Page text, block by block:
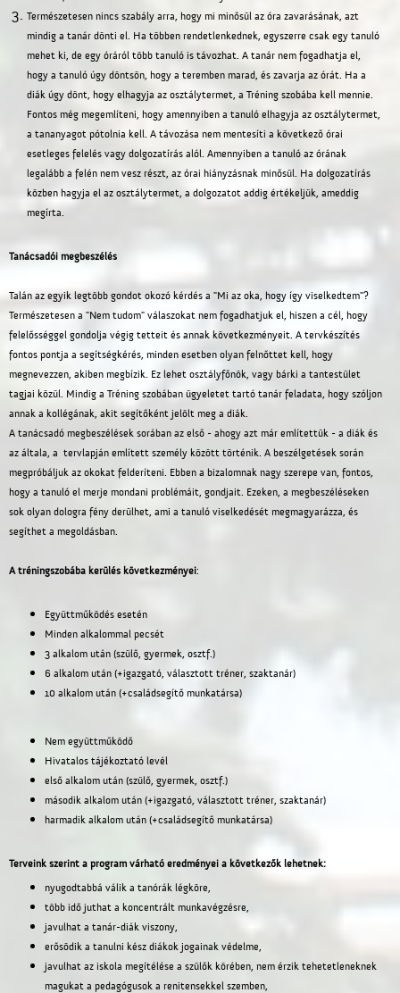
Természetesen nincs szabály arra, hogy mi minősül az óra zavarásának, azt
mindig a tanár dönti el. Ha többen rendetlenkednek, egyszerre csak egy tanuló
mehet ki, de egy óráról több tanuló is távozhat. A tanár nem fogadhatja el,
hogy a tanuló úgy döntsön, hogy a teremben marad, és zavarja az órát. Ha a
diák úgy dönt, hogy elhagyja az osztálytermet, a Tréning szobába kell mennie.
Fontos még megemlíteni, hogy amennyiben a tanuló elhagyja az osztálytermet,
a tananyagot pótolnia kell. A távozása nem mentesíti a következő órai
esetleges felelés vagy dolgozatírás alól. Amennyiben a tanuló az órának
legalább a felén nem vesz részt, az órai hiányzásnak minősül. Ha dolgozatírás
közben hagyja el az osztálytermet, a dolgozatot addig értékeljük, ameddig
megírta.
Tanácsadói megbeszélés
Talán az egyik legtöbb gondot okozó kérdés a "Mi az oka, hogy így viselkedtem"?
Természetesen a "Nem tudom" válaszokat nem fogadhatjuk el, hiszen a cél, hogy
felelősséggel gondolja végig tetteit és annak következményeit. A tervkészítés
fontos pontja a segítségkérés, minden esetben olyan felnőttet kell, hogy
megnevezzen, akiben megbízik. Ez lehet osztályfőnök, vagy bárki a tantestület
tagjai közül. Mindig a Tréning szobában ügyeletet tartó tanár feladata, hogy szóljon
annak a kollégának, akit segítőként jelölt meg a diák.
A tanácsadó megbeszélések sorában az első - ahogy azt már említettük - a diák és
az általa, a tervlapján említett személy között történik. A beszélgetések során
megpróbáljuk az okokat felderíteni. Ebben a bizalomnak nagy szerepe van, fontos,
hogy a tanuló el merje mondani problémáit, gondjait. Ezeken, a megbeszéléseken
sok olyan dologra fény derülhet, ami a tanuló viselkedését megmagyarázza, és
segíthet a megoldásban.
A tréningszobába kerülés következményei:
Együttműködés esetén
Minden alkalommal pecsét
3 alkalom után (szülő, gyermek, osztf.)
6 alkalom után (+igazgató, választott tréner, szaktanár)
10 alkalom után (+családsegítő munkatársa)
Nem együttműködő
Hivatalos tájékoztató levél
első alkalom után (szülő, gyermek, osztf.)
második alkalom után (+igazgató, választott tréner, szaktanár)
harmadik alkalom után (+családsegítő munkatársa)
Terveink szerint a program várható eredményei a következők lehetnek:
nyugodtabbá válik a tanórák légköre,
több idő juthat a koncentrált munkavégzésre,
javulhat a tanár-diák viszony,
erősödik a tanulni kész diákok jogainak védelme,
javulhat az iskola megítélése a szülők körében, nem érzik tehetetleneknek
magukat a pedagógusok a renitensekkel szemben,